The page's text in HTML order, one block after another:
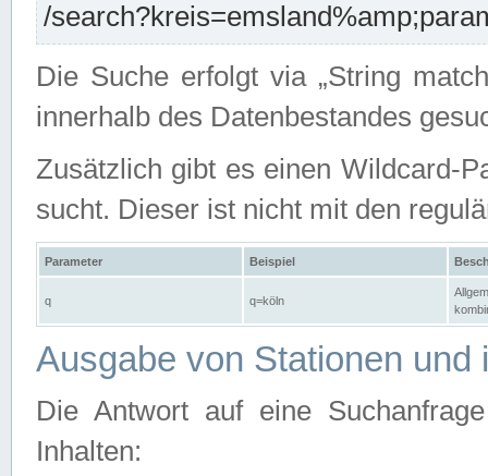
/
Die Suche erfolgt via „String
innerhalb des Datenbestandes
Zusätzlich gibt es einen Wildcard-
sucht. Dieser ist nicht mit den
Parameter Beispiel
q q=köln
Ausgabe von Stationen und
Die Antwort auf eine
Inhalten: